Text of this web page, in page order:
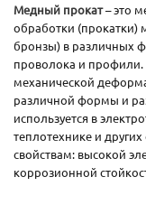
Медный прокат– это
обработки (прокатки)
бронзы) в различных
проволока и профили.
механической
различной формы и
используется в
теплотехнике и
свойствам: высокой
коррозионной